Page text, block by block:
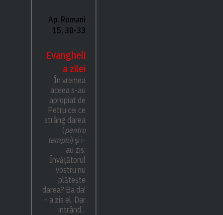
Ap. Romani
15, 30-33
Evangheli
a zilei
În vremea
aceea s-au
apropiat de
Petru cei ce
strâng darea
(pentru
templu) și i-
au zis:
Învățătorul
vostru nu
plătește
darea? Ba da!
– a zis el. Dar
intrând...